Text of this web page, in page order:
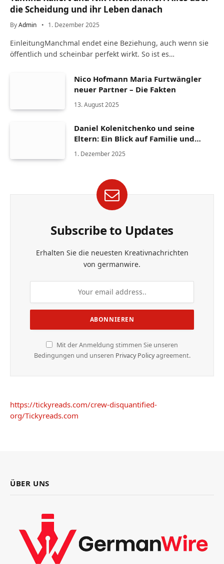
die Scheidung und ihr Leben danach
ByAdmin 1. Dezember 2025
EinleitungManchmal endet eine Beziehung, auch wenn sie
öffentlich und scheinbar perfekt wirkt. So ist es…
Nico Hofmann Maria Furtwängler
neuer Partner – Die Fakten
13. August 2025
Daniel Kolenitchenko und seine
Eltern: Ein Blick auf Familie und
Herkunft
1. Dezember 2025
Subscribe to Updates
Erhalten Sie die neuesten Kreativnachrichten
von germanwire.
Mit der Anmeldung stimmen Sie unseren
Bedingungen und unseren Privacy Policyagreement.
https://tickyreads.com/crew-disquantified-
org/Tickyreads.com
ÜBER UNS